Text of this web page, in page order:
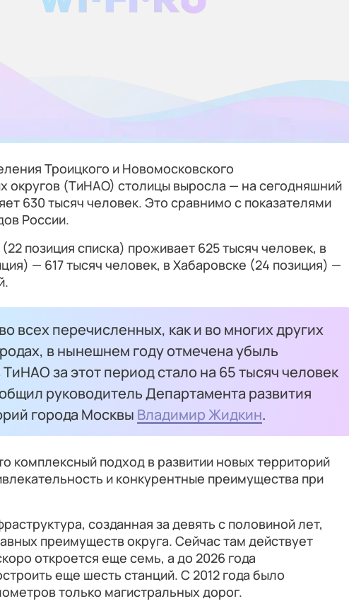
Троицкого и Новомосковского
округов (ТиНАО) столицы выросла — на сегодняшний
630 тысяч человек. Это сравнимо с показателями
России.
позиция списка) проживает 625 тысяч человек, в
— 617 тысяч человек, в Хабаровске (24 позиция) —
всех перечисленных, как и во многих других
в нынешнем году отмечена убыль
за этот период стало на 65 тысяч человек
руководитель Департамента развития
города Москвы Владимир Жидкин.
комплексный подход в развитии новых территорий
и конкурентные преимущества при
созданная за девять с половиной лет,
преимуществ округа. Сейчас там действует
откроется еще семь, а до 2026 года
еще шесть станций. С 2012 года было
только магистральных дорог.